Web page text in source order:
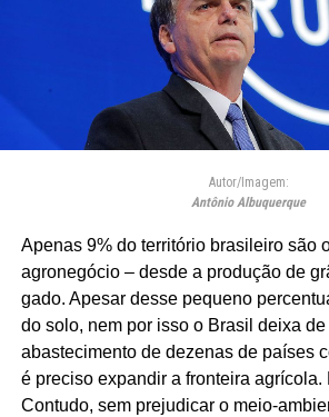
Autor/Imagem:
Antônio Albuquerque
Apenas 9% do território brasileiro são
agronegócio – desde a produção de
gado. Apesar desse pequeno
do solo, nem por isso o Brasil deixa
abastecimento de dezenas de países
é preciso expandir a fronteira agrícola.
Contudo, sem prejudicar o meio-